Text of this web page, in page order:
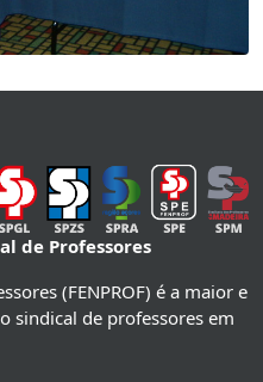
de Professores
(FENPROF) é a maior e
sindical de professores em